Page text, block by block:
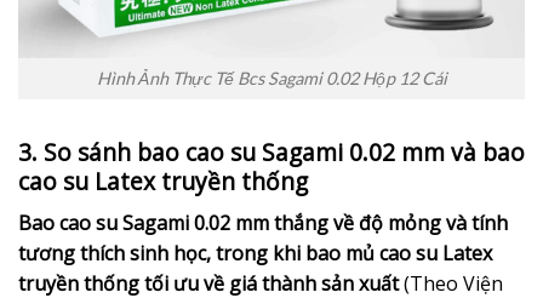
Hình Ảnh Thực Tế Bcs Sagami 0.02 Hộp 12 Cái
3. So sánh bao cao su Sagami 0.02 mm và bao
cao su Latex truyền thống
Bao cao su Sagami 0.02 mm thắng về độ mỏng và tính
tương thích sinh học, trong khi bao mủ cao su Latex
truyền thống tối ưu về giá thành sản xuất(Theo Viện